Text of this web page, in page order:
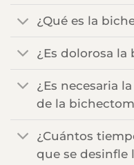
¿Qué es la
¿Es dolorosa la
¿Es necesaria
de la
¿Cuántos
que se desinfle